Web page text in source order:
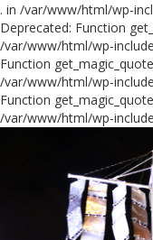
. in /var/www/html/wp-
Deprecated: Function
/var/www/html/wp-
Function
/var/www/html/wp-
Function
/var/www/html/wp-